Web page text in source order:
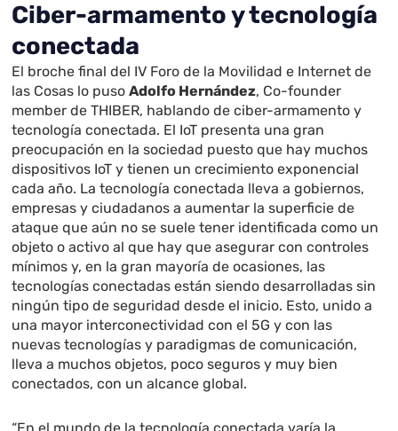
Ciber-armamento y tecnología
conectada
El broche final del IV Foro de la Movilidad e Internet de
las Cosas lo pusoAdolfo Hernández, Co-founder
member de THIBER, hablando de ciber-armamento y
tecnología conectada. El IoT presenta una gran
preocupación en la sociedad puesto que hay muchos
dispositivos IoT y tienen un crecimiento exponencial
cada año. La tecnología conectada lleva a gobiernos,
empresas y ciudadanos a aumentar la superficie de
ataque que aún no se suele tener identificada como un
objeto o activo al que hay que asegurar con controles
mínimos y, en la gran mayoría de ocasiones, las
tecnologías conectadas están siendo desarrolladas sin
ningún tipo de seguridad desde el inicio. Esto, unido a
una mayor interconectividad con el 5G y con las
nuevas tecnologías y paradigmas de comunicación,
lleva a muchos objetos, poco seguros y muy bien
conectados, con un alcance global.